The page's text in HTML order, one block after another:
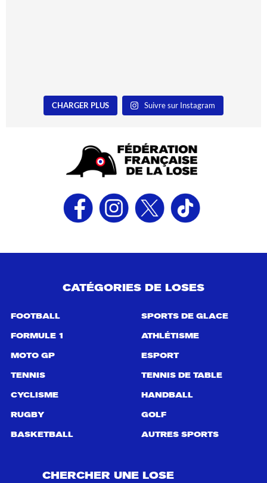
CHARGER PLUS Suivre sur Instagram
CATÉGORIES DE LOSES
FOOTBALL
FORMULE 1
MOTO GP
TENNIS
CYCLISME
RUGBY
BASKETBALL
SPORTS DE GLACE
ATHLÉTISME
ESPORT
TENNIS DE TABLE
HANDBALL
GOLF
AUTRES SPORTS
CHERCHER UNE LOSE